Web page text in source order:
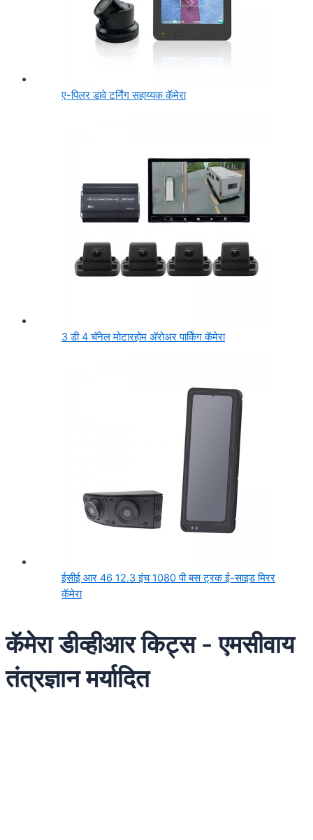
ए-पिलर डावे टर्निंग सहाय्यक कॅमेरा
3 डी 4 चॅनेल मोटारहोम अ‍ॅरोअर पार्किंग कॅमेरा
ईसीई आर 46 12.3 इंच 1080 पी बस ट्रक ई-साइड मिरर
कॅमेरा
कॅमेरा डीव्हीआर किट्स - एमसीवाय
तंत्रज्ञान मर्यादित